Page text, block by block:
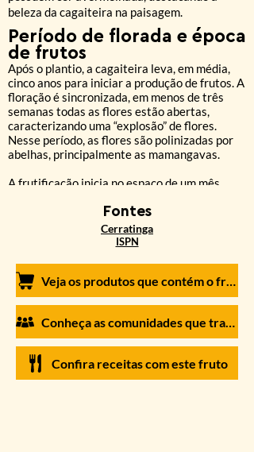
beleza da cagaiteira na paisagem.
Período de florada e época
de frutos
Após o plantio, a cagaiteira leva, em média,
cinco anos para iniciar a produção de frutos. A
floração é sincronizada, em menos de três
semanas todas as flores estão abertas,
caracterizando uma “explosão” de flores.
Nesse período, as flores são polinizadas por
abelhas, principalmente as mamangavas.
A frutificação inicia no espaço de um mês
final da estação seca. As sementes germinam
naturalmente no campo no início da estação
chuvosa. Uma cagaiteira produz de 500 a
altamente perecíveis.
Fontes
Cerratinga
ISPN
Veja os produtos que contém o fruto em nossa loja virtual
Conheça as comunidades que trabalham com o fruto
Confira receitas com este fruto